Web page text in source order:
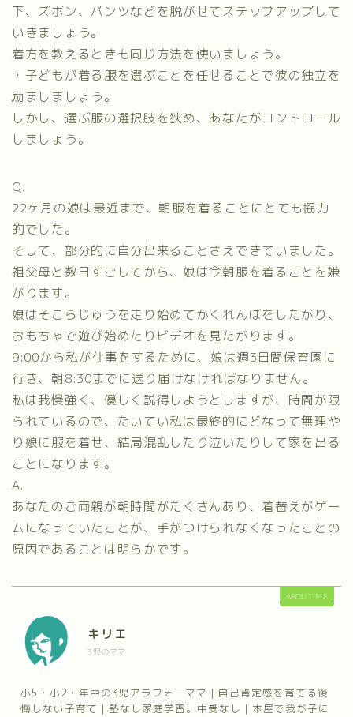
下、ズボン、パンツなどを脱がせてステップアップして
いきましょう。
着方を教えるときも同じ方法を使いましょう。
・子どもが着る服を選ぶことを任せることで彼の独立を
励ましましょう。
しかし、選ぶ服の選択肢を狭め、あなたがコントロール
しましょう。
Q.
22ヶ月の娘は最近まで、朝服を着ることにとても協力
的でした。
そして、部分的に自分出来ることさえできていました。
祖父母と数日すごしてから、娘は今朝服を着ることを嫌
がります。
娘はそこらじゅうを走り始めてかくれんぼをしたがり、
おもちゃで遊び始めたりビデオを見たがります。
9:00から私が仕事をするために、娘は週3日間保育園に
行き、朝8:30までに送り届けなければなりません。
私は我慢強く、優しく説得しようとしますが、時間が限
られているので、たいてい私は最終的にどなって無理や
り娘に服を着せ、結局混乱したり泣いたりして家を出る
ことになります。
A.
あなたのご両親が朝時間がたくさんあり、着替えがゲー
ムになっていたことが、手がつけられなくなったことの
原因であることは明らかです。
ABOUT ME
キリエ
3児のママ
小5・小2・年中の3児アラフォーママ｜自己肯定感を育てる後
悔しない子育て｜塾なし家庭学習。中受なし｜本屋で我が子に